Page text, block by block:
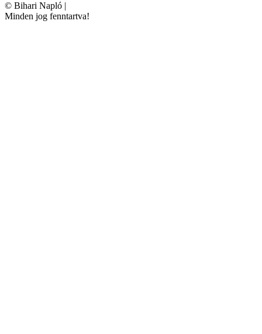
© Bihari Napló
Minden jog fenntartva!